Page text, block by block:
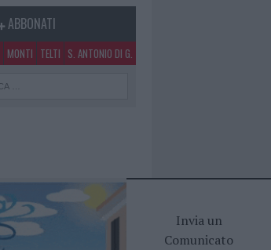
ABBONATI
MONTI TELTI S. ANTONIO DI G.
Invia un
Comunicato